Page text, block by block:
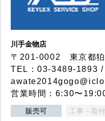
川手金物店
〒201-0002 東京都
TEL：03-3489-1893
営業時間：6:30〜
販売可 工事・取